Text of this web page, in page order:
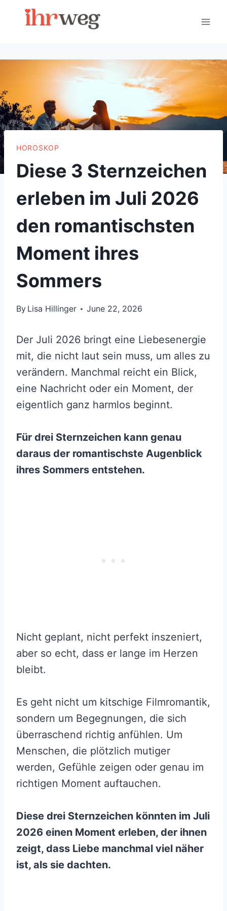
HOROSKOP
Diese 3 Sternzeichen
erleben im Juli 2026
den romantischsten
Moment ihres
Sommers
By Lisa Hillinger June 22, 2026
Der Juli 2026 bringt eine Liebesenergie
mit, die nicht laut sein muss, um alles zu
verändern. Manchmal reicht ein Blick,
eine Nachricht oder ein Moment, der
eigentlich ganz harmlos beginnt.
Für drei Sternzeichen kann genau
daraus der romantischste Augenblick
ihres Sommers entstehen.
Nicht geplant, nicht perfekt inszeniert,
aber so echt, dass er lange im Herzen
bleibt.
Es geht nicht um kitschige Filmromantik,
sondern um Begegnungen, die sich
überraschend richtig anfühlen. Um
Menschen, die plötzlich mutiger
werden, Gefühle zeigen oder genau im
richtigen Moment auftauchen.
Diese drei Sternzeichen könnten im Juli
2026 einen Moment erleben, der ihnen
zeigt, dass Liebe manchmal viel näher
ist, als sie dachten.